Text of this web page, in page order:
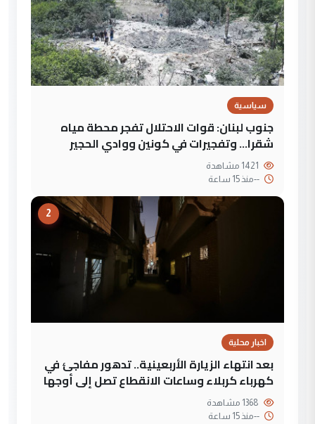
سياسية
جنوب لبنان: قوات الاحتلال تفجر محطة مياه
شقرا… وتفجيرات في كونين ووادي الحجير
--منذ 15 ساعة
2
اخبار محلية
بعد انتهاء الزيارة الأربعينية.. تدهور مفاجئ في
كهرباء كربلاء وساعات الانقطاع تصل إلى أوجها
--منذ 15 ساعة